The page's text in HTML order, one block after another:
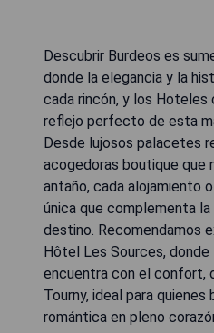
Descubrir Burdeos es
donde la elegancia y la
cada rincón, y los Hoteles
reflejo perfecto de esta
Desde lujosos palacetes
acogedoras boutique que
antaño, cada alojamiento
única que complementa
destino. Recomendamos
Hôtel Les Sources,
encuentra con el confort,
Tourny, ideal para quienes
romántica en pleno